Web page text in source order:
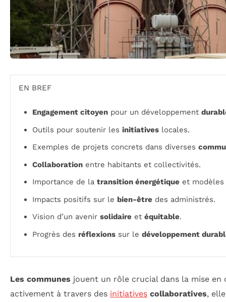
EN BREF
Engagement citoyen pour un développement
Outils pour soutenir les initiatives locales.
Exemples de projets concrets dans diverses
Collaboration entre habitants et collectivités.
Importance de la transition énergétique et modèles
Impacts positifs sur le bien-être des administrés.
Vision d’un avenir solidaire et équitable.
Progrès des réflexions sur le développement
Les communes jouent un rôle crucial dans la mise
activement à travers des initiatives collaboratives,